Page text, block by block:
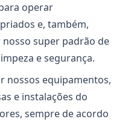
operar
e, também,
super padrão de
e segurança.
nossos equipamentos,
e instalações do
sempre de acordo